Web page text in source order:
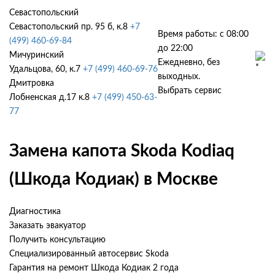
Севастопольский
Севастопольский пр. 95 б, к.8 +7
(499) 460-69-84
Мичуринский
Удальцова, 60, к.7 +7 (499) 460-69-76
Дмитровка
Лобненская д.17 к.8 +7 (499) 450-63-
77
Время работы: с 08:00
до 22:00
Ежедневно, без
выходных.
Выбрать сервис
Замена капота Skoda Kodiaq
(Шкода Кодиак) в Москве
Диагностика
Заказать эвакуатор
Получить консультацию
Специализированный автосервис Skoda
Гарантия на ремонт Шкода Кодиак 2 года